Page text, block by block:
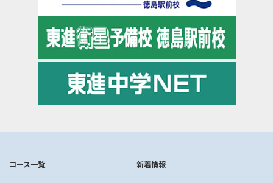
コース一覧 新着情報